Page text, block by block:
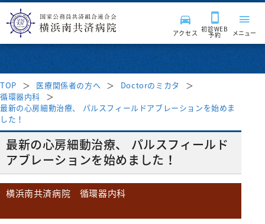
アクセス 初診WEB
予約 メニュー
来院される皆様へ
受付時間・案内
受診案内
診療科・部門
診療科
病院紹介
TOP 医療関係者の方へ
Doctorのミカタ
循環器内科
最新の心房細動治療、 パルスフィールドアブレーションを始めま
した！
最新の心房細動治療、 パルスフィールド
アブレーションを始めました！
横浜南共済病院 循環器内科